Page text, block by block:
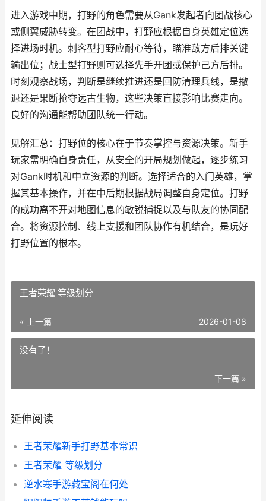
进入游戏中期，打野的角色需要从Gank发起者向团战核心
或侧翼威胁转变。在团战中，打野应根据自身英雄定位选
择进场时机。刺客型打野应耐心等待，瞄准敌方后排关键
输出位；战士型打野则可选择先手开团或保护己方后排。
时刻观察战场，判断是继续推进还是回防清理兵线，是撤
退还是果断抢夺远古生物，这些决策直接影响比赛走向。
良好的沟通能帮助团队统一行动。
见解汇总：打野位的核心在于节奏掌控与资源决策。新手
玩家需明确自身责任，从安全的开局规划做起，逐步练习
对Gank时机和中立资源的判断。选择适合的入门英雄，掌
握其基本操作，并在中后期根据战局调整自身定位。打野
的成功离不开对地图信息的敏锐捕捉以及与队友的协同配
合。将资源控制、线上支援和团队协作有机结合，是玩好
打野位置的根本。
王者荣耀 等级划分
« 上一篇 2026-01-08
没有了！
下一篇 »
延伸阅读
王者荣耀新手打野基本常识
王者荣耀 等级划分
逆水寒手游藏宝阁在何处